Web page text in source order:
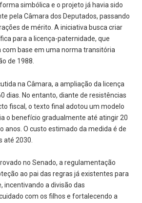
simbólica e o projeto já havia sido
pela Câmara dos Deputados, passando
de mérito. A iniciativa busca criar
para a licença-paternidade, que
base em uma norma transitória
de 1988.
na Câmara, a ampliação da licença
dias. No entanto, diante de resistências
fiscal, o texto final adotou um modelo
o benefício gradualmente até atingir 20
anos. O custo estimado da medida é de
até 2030.
no Senado, a regulamentação
ao pai das regras já existentes para
incentivando a divisão das
com os filhos e fortalecendo a